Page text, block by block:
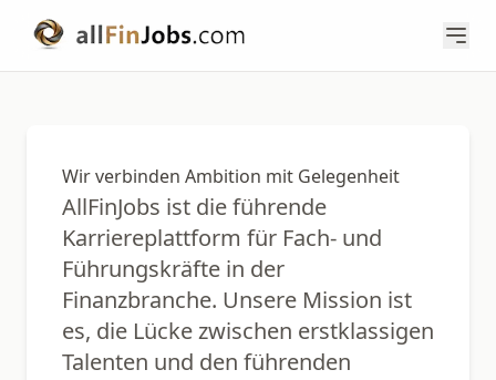
Wir verbinden Ambition mit Gelegenheit
AllFinJobs ist die führende
Karriereplattform für Fach- und
Führungskräfte in der
Finanzbranche. Unsere Mission ist
es, die Lücke zwischen erstklassigen
Talenten und den führenden